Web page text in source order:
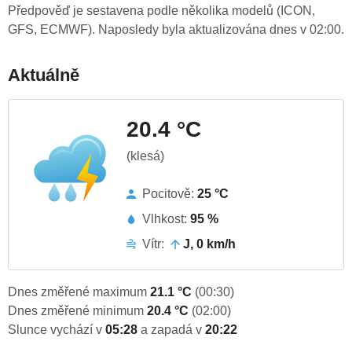
Předpověď je sestavena podle několika modelů (ICON,
GFS, ECMWF). Naposledy byla aktualizována dnes v 02:00.
Aktuálně
20.4 °C
(klesá)
Pocitově: 25 °C
Vlhkost: 95 %
Vítr:
J, 0 km/h
Dnes změřené maximum 21.1 °C (00:30)
Dnes změřené minimum 20.4 °C (02:00)
Slunce vychází v 05:28 a zapadá v 20:22